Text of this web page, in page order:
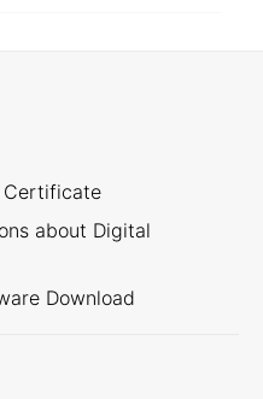
Certificate
about Digital
Download